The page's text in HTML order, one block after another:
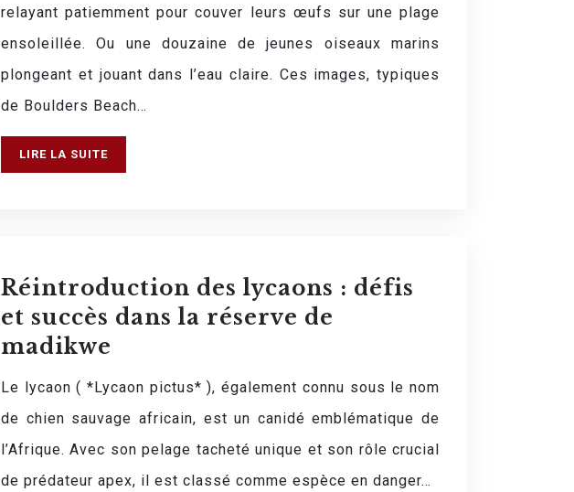
relayant patiemment pour couver leurs œufs sur une plage
ensoleillée. Ou une douzaine de jeunes oiseaux marins
plongeant et jouant dans l’eau claire. Ces images, typiques
de Boulders Beach…
LIRE LA SUITE
Réintroduction des lycaons : défis
et succès dans la réserve de
madikwe
Le lycaon ( *Lycaon pictus* ), également connu sous le nom
de chien sauvage africain, est un canidé emblématique de
l’Afrique. Avec son pelage tacheté unique et son rôle crucial
de prédateur apex, il est classé comme espèce en danger…